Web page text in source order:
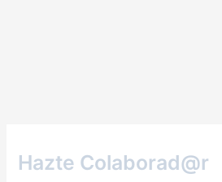
Hazte Colaborad@r